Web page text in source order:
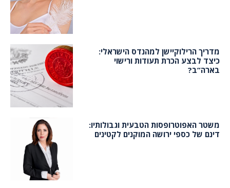
מדריך הרילוקיישן למהנדס הישראלי:
כיצד לבצע הכרת תעודות ורישוי
בארה”ב?
משטר האפוטרופסות הטבעית וגבולותיו:
דינם של כספי ירושה המוקנים לקטינים